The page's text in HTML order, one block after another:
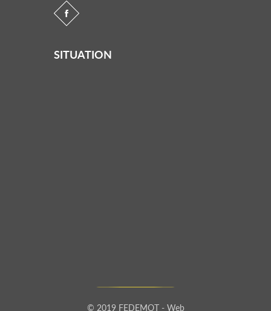
SITUATION
© 2019 FEDEMOT - Web